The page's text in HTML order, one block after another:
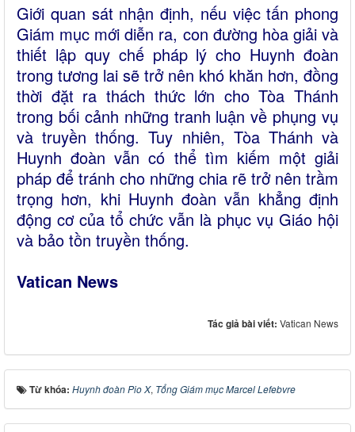
Giới quan sát nhận định, nếu việc tấn phong
Giám mục mới diễn ra, con đường hòa giải và
thiết lập quy chế pháp lý cho Huynh đoàn
trong tương lai sẽ trở nên khó khăn hơn, đồng
thời đặt ra thách thức lớn cho Tòa Thánh
trong bối cảnh những tranh luận về phụng vụ
và truyền thống. Tuy nhiên, Tòa Thánh và
Huynh đoàn vẫn có thể tìm kiếm một giải
pháp để tránh cho những chia rẽ trở nên trầm
trọng hơn, khi Huynh đoàn vẫn khẳng định
động cơ của tổ chức vẫn là phục vụ Giáo hội
và bảo tồn truyền thống.
Vatican News
Tác giả bài viết: Vatican News
Từ khóa: Huynh đoàn Pio X, Tổng Giám mục Marcel Lefebvre